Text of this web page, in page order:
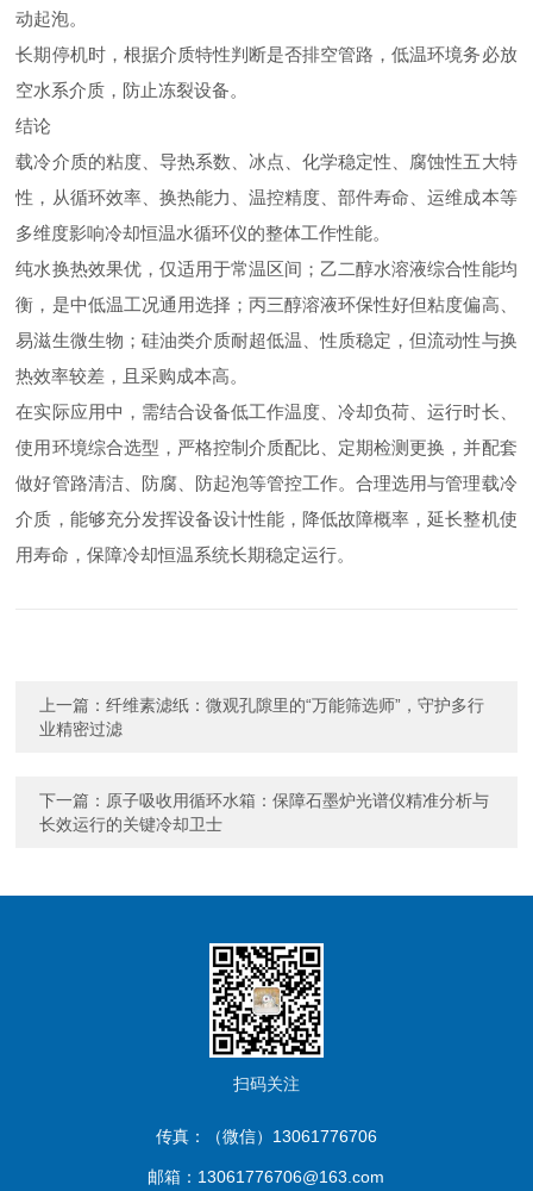
动起泡。
长期停机时，根据介质特性判断是否排空管路，低温环境务必放
空水系介质，防止冻裂设备。
结论
载冷介质的粘度、导热系数、冰点、化学稳定性、腐蚀性五大特
性，从循环效率、换热能力、温控精度、部件寿命、运维成本等
多维度影响冷却恒温水循环仪的整体工作性能。
纯水换热效果优，仅适用于常温区间；乙二醇水溶液综合性能均
衡，是中低温工况通用选择；丙三醇溶液环保性好但粘度偏高、
易滋生微生物；硅油类介质耐超低温、性质稳定，但流动性与换
热效率较差，且采购成本高。
在实际应用中，需结合设备低工作温度、冷却负荷、运行时长、
使用环境综合选型，严格控制介质配比、定期检测更换，并配套
做好管路清洁、防腐、防起泡等管控工作。合理选用与管理载冷
介质，能够充分发挥设备设计性能，降低故障概率，延长整机使
用寿命，保障冷却恒温系统长期稳定运行。
上一篇：纤维素滤纸：微观孔隙里的“万能筛选师”，守护多行
业精密过滤
下一篇： 原子吸收用循环水箱：保障石墨炉光谱仪精准分析与
长效运行的关键冷却卫士
扫码关注
传真：（微信）13061776706
邮箱：13061776706@163.com